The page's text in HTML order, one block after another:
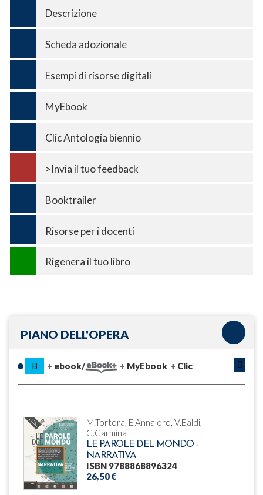
Descrizione
Scheda adozionale
Esempi di risorse digitali
MyEbook
Clic Antologia biennio
>Invia il tuo feedback
Booktrailer
Risorse per i docenti
Rigenera il tuo libro
PIANO DELL'OPERA
B ebook/ MyEbook Clic
M.Tortora, E.Annaloro, V.Baldi,
C.Carmina
LE PAROLE DEL MONDO -
NARRATIVA
ISBN 9788868896324
26,50 €